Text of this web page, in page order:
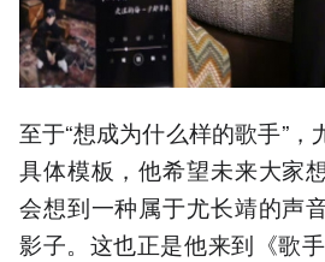
至于“想成为什么样的歌手”
具体模板，他希望未来大家
会想到一种属于尤长靖的声
影子。这也正是他来到《歌